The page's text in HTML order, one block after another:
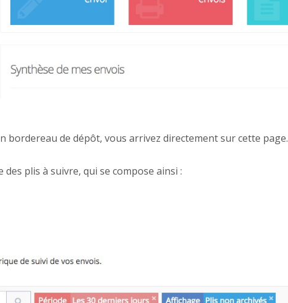
bordereau de dépôt, vous arrivez directement sur cette page.
des plis à suivre, qui se compose ainsi :